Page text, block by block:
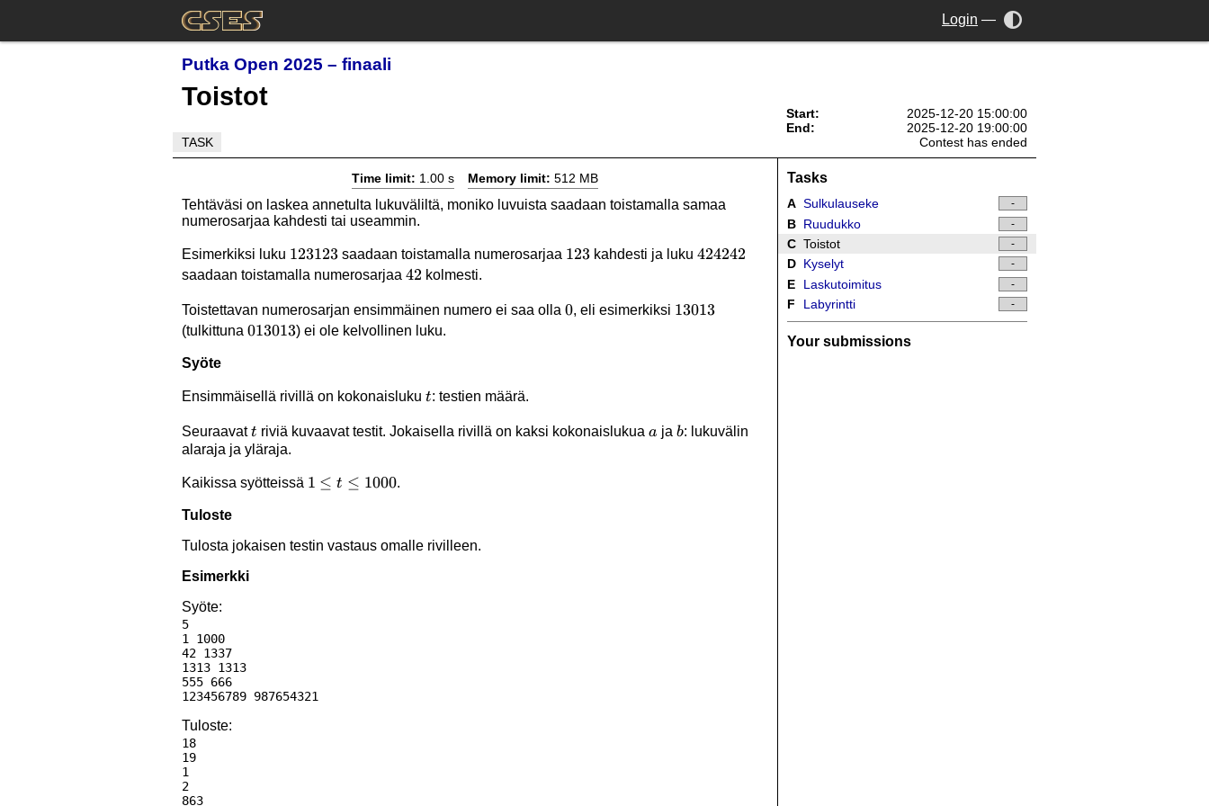
Login —
Putka Open 2025 – finaali
Toistot
TASK
Start:
2025-12-20 15:00:00
End:
2025-12-20 19:00:00
Contest has ended
Time limit: 1.00 s Memory limit: 512 MB
Tehtäväsi on laskea annetulta lukuväliltä, moniko luvuista saadaan toistamalla samaa
numerosarjaa kahdesti tai useammin.
Esimerkiksi luku 123123
123123saadaan toistamalla numerosarjaa 123
123kahdesti ja luku 424242
424242
saadaan toistamalla numerosarjaa 42
42 kolmesti.
Toistettavan numerosarjan ensimmäinen numero ei saa olla 0
0, eli esimerkiksi 13013
13013
(tulkittuna 013013
013013) ei ole kelvollinen luku.
Syöte
Ensimmäisellä rivillä on kokonaisluku t
t: testien määrä.
Seuraavatt
t riviä kuvaavat testit. Jokaisella rivillä on kaksi kokonaislukua a
a ja b
b: lukuvälin
alaraja ja yläraja.
Kaikissa syötteissä 1 \le
1 ≤ t ≤ 1000.
Tuloste
Tulosta jokaisen testin vastaus omalle rivilleen.
Esimerkki
Syöte:
5
1 1000
42 1337
1313 1313
555 666
Tuloste:
18
19
1
2
863
Tasks
A Sulkulauseke -
B Ruudukko -
C Toistot -
D Kyselyt -
E Laskutoimitus -
F Labyrintti -
Your submissions